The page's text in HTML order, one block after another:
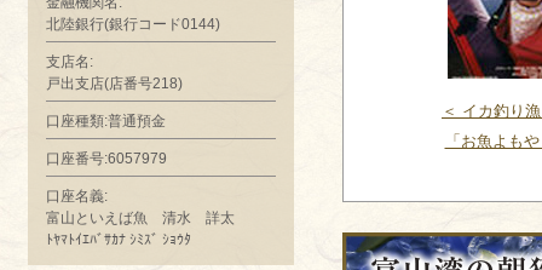
北陸銀行(銀行コード0144)
支店名:
戸出支店(店番号218)
口座種類:普通預金
口座番号:6057979
口座名義:
富山といえば魚 清水 詳太
ﾄﾔﾏﾄｲｴﾊﾞｻｶﾅ ｼﾐｽﾞ ｼｮｳﾀ
＜ イカ釣り
「お魚よも